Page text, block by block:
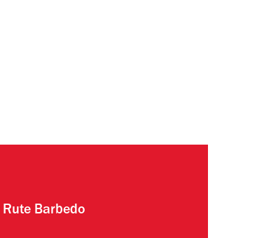
Rute Barbedo